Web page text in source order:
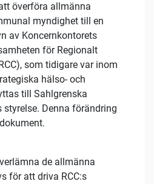
överföra allmänna
myndighet till en
av Koncernkontorets
för Regionalt
som tidigare var inom
hälso- och
till Sahlgrenska
styrelse. Denna förändring
de allmänna
för att driva RCC:s